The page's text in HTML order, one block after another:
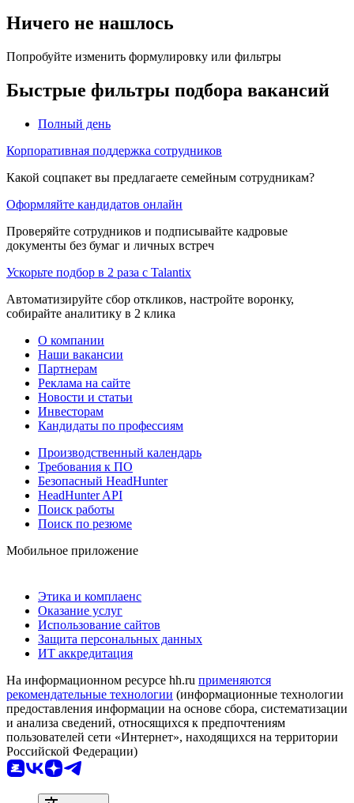
Ничего не нашлось
Попробуйте изменить формулировку или фильтры
Быстрые фильтры подбора вакансий
Полный день
Корпоративная поддержка сотрудников
Какой соцпакет вы предлагаете семейным сотрудникам?
Оформляйте кандидатов онлайн
Проверяйте сотрудников и подписывайте кадровые
документы без бумаг и личных встреч
Ускорьте подбор в 2 раза с Talantix
Автоматизируйте сбор откликов, настройте воронку,
собирайте аналитику в 2 клика
О компании
Наши вакансии
Партнерам
Реклама на сайте
Новости и статьи
Инвесторам
Кандидаты по профессиям
Производственный календарь
Требования к ПО
Безопасный HeadHunter
HeadHunter API
Поиск работы
Поиск по резюме
Мобильное приложение
Этика и комплаенс
Оказание услуг
Использование сайтов
Защита персональных данных
ИТ аккредитация
На информационном ресурсе hh.ru применяются
рекомендательные технологии (информационные технологии
предоставления информации на основе сбора, систематизации
и анализа сведений, относящихся к предпочтениям
пользователей сети «Интернет», находящихся на территории
Российской Федерации)